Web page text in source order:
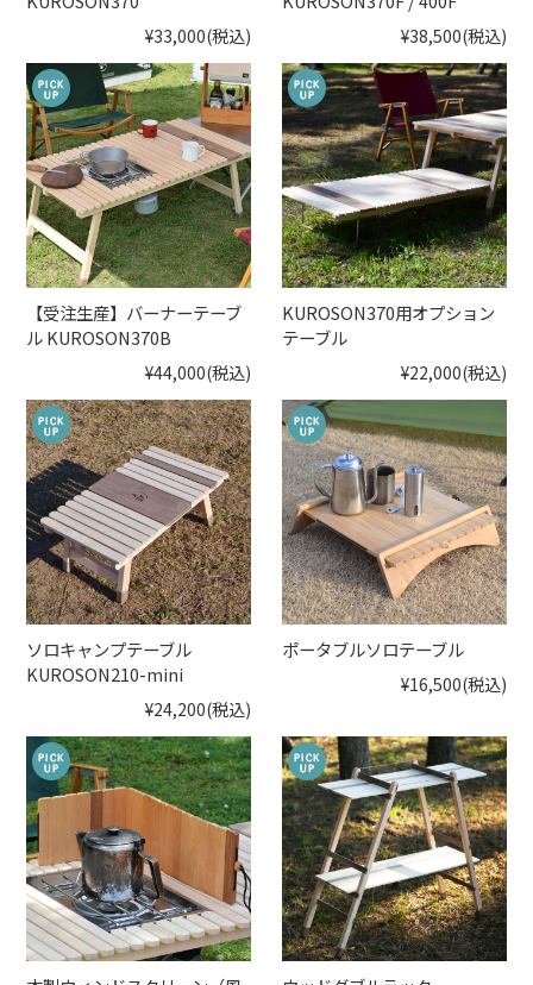
¥33,000(税込) ¥38,500(税込)
【受注生産】バーナーテーブ
ル KUROSON370B
¥44,000(税込)
KUROSON370用オプション
テーブル
¥22,000(税込)
ソロキャンプテーブル
KUROSON210-mini
¥24,200(税込)
ポータブルソロテーブル
¥16,500(税込)